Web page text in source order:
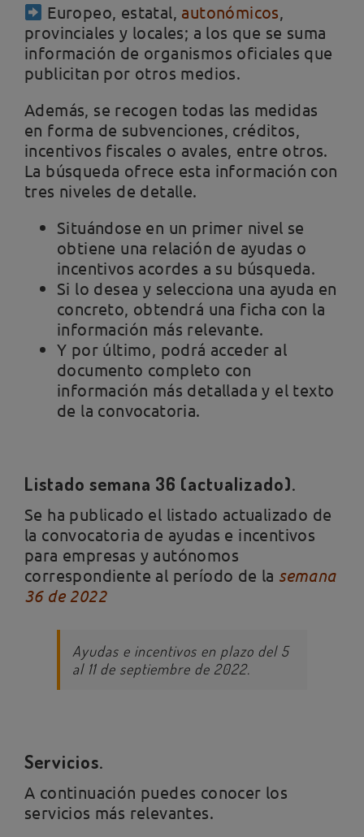
Europeo, estatal, autonómicos
provinciales y locales; a los que se suma
información de organismos oficiales que
publicitan por otros medios.
Además, se recogen todas las medidas
en forma de subvenciones, créditos,
incentivos fiscales o avales, entre otros.
La búsqueda ofrece esta información con
tres niveles de detalle.
Situándose en un primer nivel se
obtiene una relación de ayudas o
incentivos acordes a su búsqueda.
Si lo desea y selecciona una ayuda en
concreto, obtendrá una ficha con la
información más relevante.
Y por último, podrá acceder al
documento completo con
información más detallada y el texto
de la convocatoria.
Listado semana 36 (actualizado).
Se ha publicado el listado actualizado de
la convocatoria de ayudas e incentivos
para empresas y autónomos
correspondiente al período de la semana
36 de 2022
Ayudas e incentivos en plazo del 5
al 11 de septiembre de 2022.
Servicios.
A continuación puedes conocer los
servicios más relevantes.